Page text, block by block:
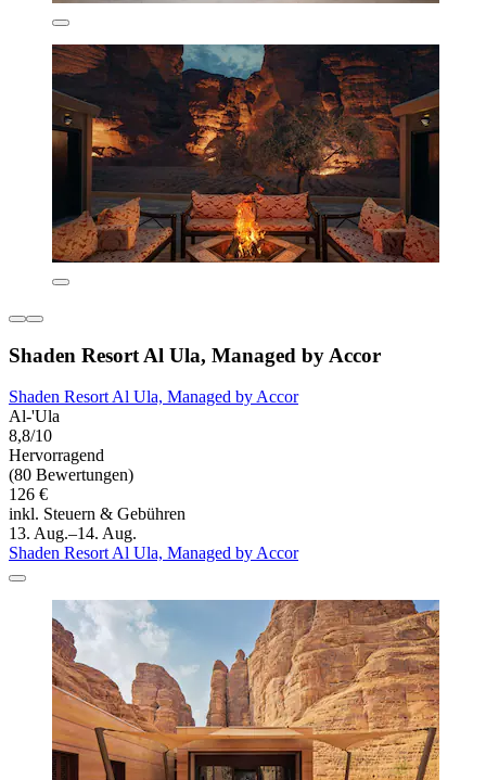
Shaden Resort Al Ula, Managed by Accor
Shaden Resort Al Ula, Managed by Accor
Al-'Ula
8,8/10
Hervorragend
(80 Bewertungen)
126 €
inkl. Steuern & Gebühren
13. Aug.–14. Aug.
Shaden Resort Al Ula, Managed by Accor